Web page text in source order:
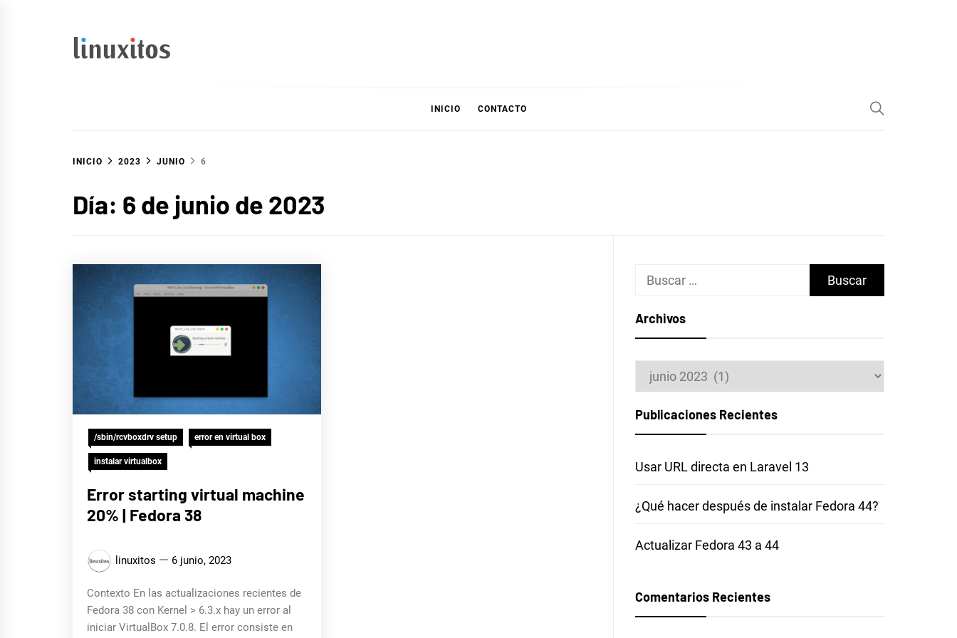
INICIO CONTACTO
INICIO 2023 JUNIO 6
Día: 6 de junio de 2023
/sbin/rcvboxdrv setup error en virtual box
instalar virtualbox
Error starting virtual machine
20% | Fedora 38
linuxitos 6 junio, 2023
Contexto En las actualizaciones recientes de
Fedora 38 con Kernel > 6.3.x hay un error al
iniciar VirtualBox 7.0.8. El error consiste en
Buscar:
Archivos
Archivos
Publicaciones Recientes
Usar URL directa en Laravel 13
¿Qué hacer después de instalar Fedora 44?
Actualizar Fedora 43 a 44
Comentarios Recientes